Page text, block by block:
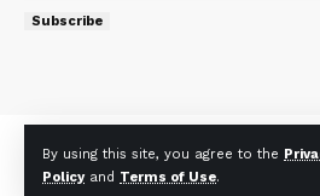
By using this site, you agree to the
Policyand Terms of Use.
Subscribe
© 2023 Telescopetimes. All
About Contact Us Privacy